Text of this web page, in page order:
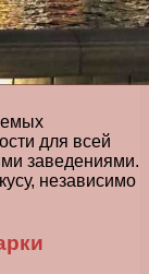
для всей
заведениями.
независимо